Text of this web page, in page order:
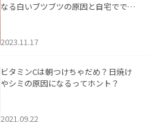
なる白いブツブツの原因と自宅ででき
2023.11.17
ビタミンCは朝つけちゃだめ？日焼け
やシミの原因になるってホント？
2021.09.22